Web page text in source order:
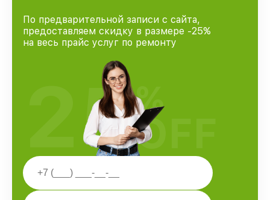
По предварительной записи с сайта,
предоставляем скидку в размере -25%
на весь прайс услуг по ремонту
25%
OFF